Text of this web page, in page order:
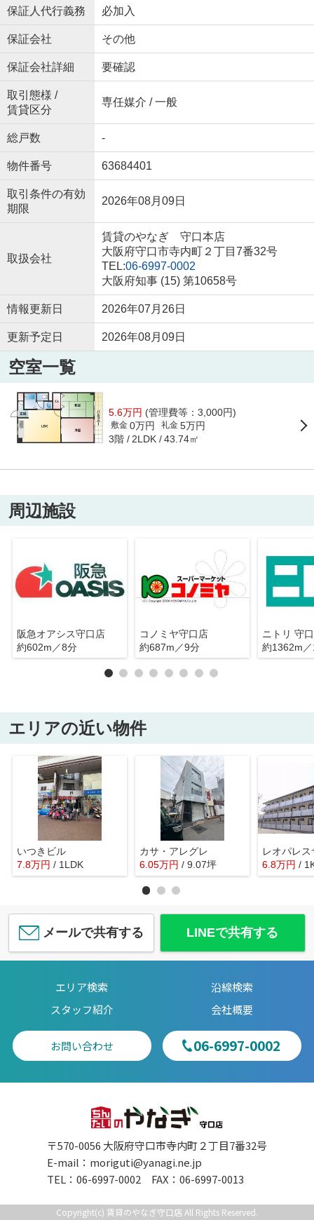
保証人代行義務 必加入
保証会社 その他
保証会社詳細 要確認
取引態様 /
賃貸区分
専任媒介 / 一般
総戸数 -
物件番号 63684401
取引条件の有効
期限
2026年08月09日
取扱会社
賃貸のやなぎ 守口本店
大阪府守口市寺内町２丁目7番32号
TEL:06-6997-0002
大阪府知事 (15) 第10658号
情報更新日 2026年07月26日
更新予定日 2026年08月09日
空室一覧
5.6万円 (管理費等：3,000円)
敷金 0万円 礼金 5万円
3階 2LDK 43.74㎡
周辺施設
阪急オアシス守口店
約602m／8分
コノミヤ守口店
約687m／9分
ニトリ 守
約1362m
エリアの近い物件
いつきビル
7.8万円 / 1LDK
カサ・アレグレ
6.05万円 / 9.07坪
レオパレ
6.8万円 /
メールで共有する LINEで共有する
エリア検索
沿線検索
スタッフ紹介
会社概要
お問い合わせ 06-6997-0002
〒570-0056 大阪府守口市寺内町２丁目7番32号
E-mail： moriguti@yanagi.ne.jp
TEL：06-6997-0002 FAX：06-6997-0013
Copyright(c) 賃貸のやなぎ守口店 All Rights Reserved.